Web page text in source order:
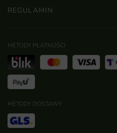
REGULAMIN
METODY PŁATNOŚCI
METODY DOSTAWY